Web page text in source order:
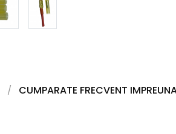
CUMPARATE FRECVENT